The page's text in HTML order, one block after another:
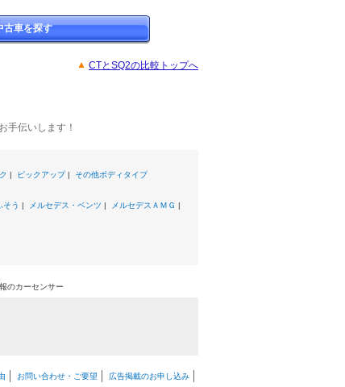
古車を探す
CTとSQ2の比較トップへ
手伝いします！
| ピックアップ| その他ボディタイプ
そう | メルセデス・ベンツ | メルセデスＡＭＧ |
のカーセンサー
お問い合わせ・ご要望 広告掲載のお申し込み